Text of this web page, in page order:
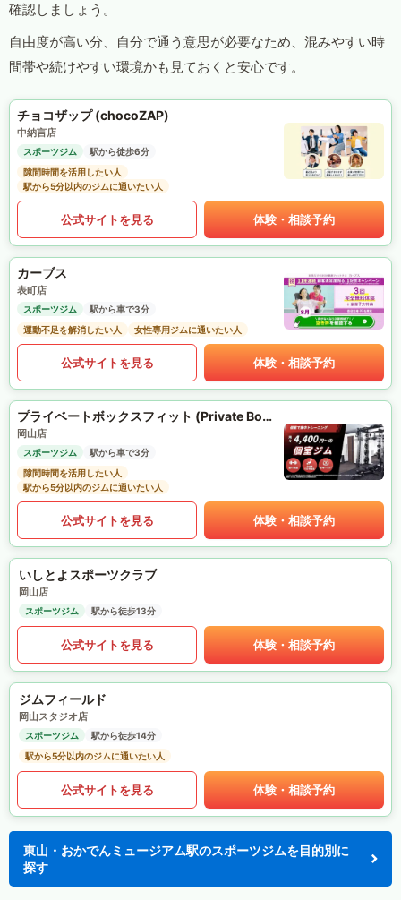
確認しましょう。
自由度が高い分、自分で通う意思が必要なため、混みやすい時
間帯や続けやすい環境かも見ておくと安心です。
チョコザップ (chocoZAP)
中納言店
スポーツジム
駅から徒歩6分
隙間時間を活用したい人
駅から5分以内のジムに通いたい人
公式サイトを見る 体験・相談予約
カーブス
表町店
スポーツジム
駅から車で3分
運動不足を解消したい人
女性専用ジムに通いたい人
公式サイトを見る 体験・相談予約
プライベートボックスフィット (Private Box Fit)
岡山店
スポーツジム
駅から車で3分
隙間時間を活用したい人
駅から5分以内のジムに通いたい人
公式サイトを見る 体験・相談予約
いしとよスポーツクラブ
岡山店
スポーツジム 駅から徒歩13分
公式サイトを見る 体験・相談予約
ジムフィールド
岡山スタジオ店
スポーツジム
駅から徒歩14分
駅から5分以内のジムに通いたい人
公式サイトを見る 体験・相談予約
東山・おかでんミュージアム駅のスポーツジムを目的別に
探す